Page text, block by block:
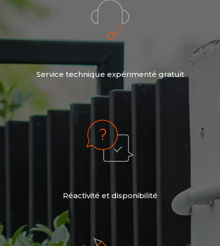
Service technique expérimenté gratuit
Réactivité et disponibilité